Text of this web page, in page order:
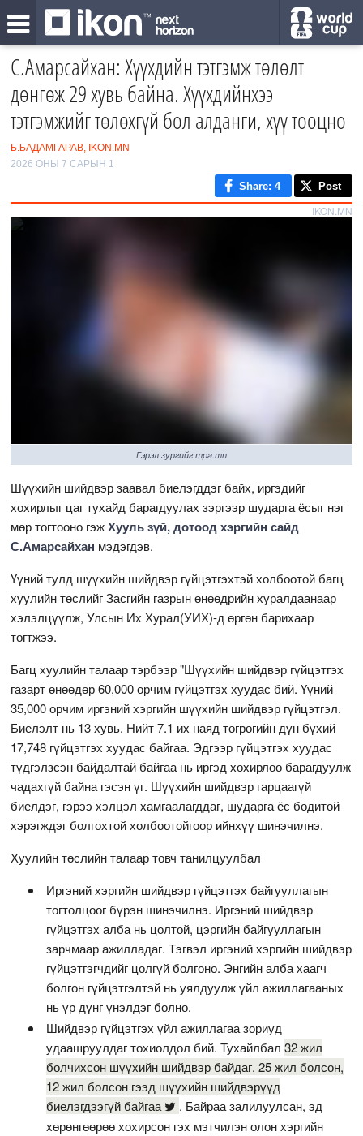
С.Амарсайхан: Хүүхдийн тэтгэмж төлөлт
дөнгөж 29 хувь байна. Хүүхдийнхээ
тэтгэмжийг төлөхгүй бол алданги, хүү тооцно
Б.БАДАМГАРАВ, IKON.MN
2026 ОНЫ 7 САРЫН 1
Share: 4 Post
IKON.MN
Гэрэл зургийг mpa.mn
Шүүхийн шийдвэр заавал биелэгддэг байх, иргэдийг
хохирлыг цаг тухайд барагдуулах зэргээр шударга ёсыг нэг
мөр тогтооно гэжХууль зүй, дотоод хэргийн сайд
С.Амарсайхан мэдэгдэв.
Үүний тулд шүүхийн шийдвэр гүйцэтгэхтэй холбоотой багц
хуулийн төслийг Засгийн газрын өнөөдрийн хуралдаанаар
хэлэлцүүлж, Улсын Их Хурал(УИХ)-д өргөн барихаар
тогтжээ.
Багц хуулийн талаар тэрбээр "Шүүхийн шийдвэр гүйцэтгэх
газарт өнөөдөр 60,000 орчим гүйцэтгэх хуудас бий. Үүний
35,000 орчим иргэний хэргийн шүүхийн шийдвэр гүйцэтгэл.
Биелэлт нь 13 хувь. Нийт 7.1 их наяд төгрөгийн дүн бүхий
17,748 гүйцэтгэх хуудас байгаа. Эдгээр гүйцэтгэх хуудас
түдгэлзсэн байдалтай байгаа нь иргэд хохирлоо барагдуулж
чадахгүй байна гэсэн үг. Шүүхийн шийдвэр гарцаагүй
биелдэг, гэрээ хэлцэл хамгаалагддаг, шударга ёс бодитой
хэрэгждэг болгохтой холбоотойгоор ийнхүү шинэчилнэ.
Хуулийн төслийн талаар товч танилцуулбал
Иргэний хэргийн шийдвэр гүйцэтгэх байгууллагын
тогтолцоог бүрэн шинэчилнэ. Иргэний шийдвэр
гүйцэтгэх алба нь цолтой, цэргийн байгууллагын
зарчмаар ажилладаг. Тэгвэл иргэний хэргийн шийдвэр
гүйцэтгэгчдийг цолгүй болгоно. Энгийн алба хаагч
болгон гүйцэтгэлтэй нь уялдуулж үйл ажиллагааных
нь үр дүнг үнэлдэг болно.
Шийдвэр гүйцэтгэх үйл ажиллагаа зориуд
удаашруулдаг тохиолдол бий. Тухайлбал32 жил
болчихсон шүүхийн шийдвэр байдаг. 25 жил болсон,
12 жил болсон гээд шүүхийн шийдвэрүүд
биелэгдээгүй байгаа
. Байраа залилуулсан, эд
хөрөнгөөрөө хохирсон гэх мэтчилэн олон хэргийн